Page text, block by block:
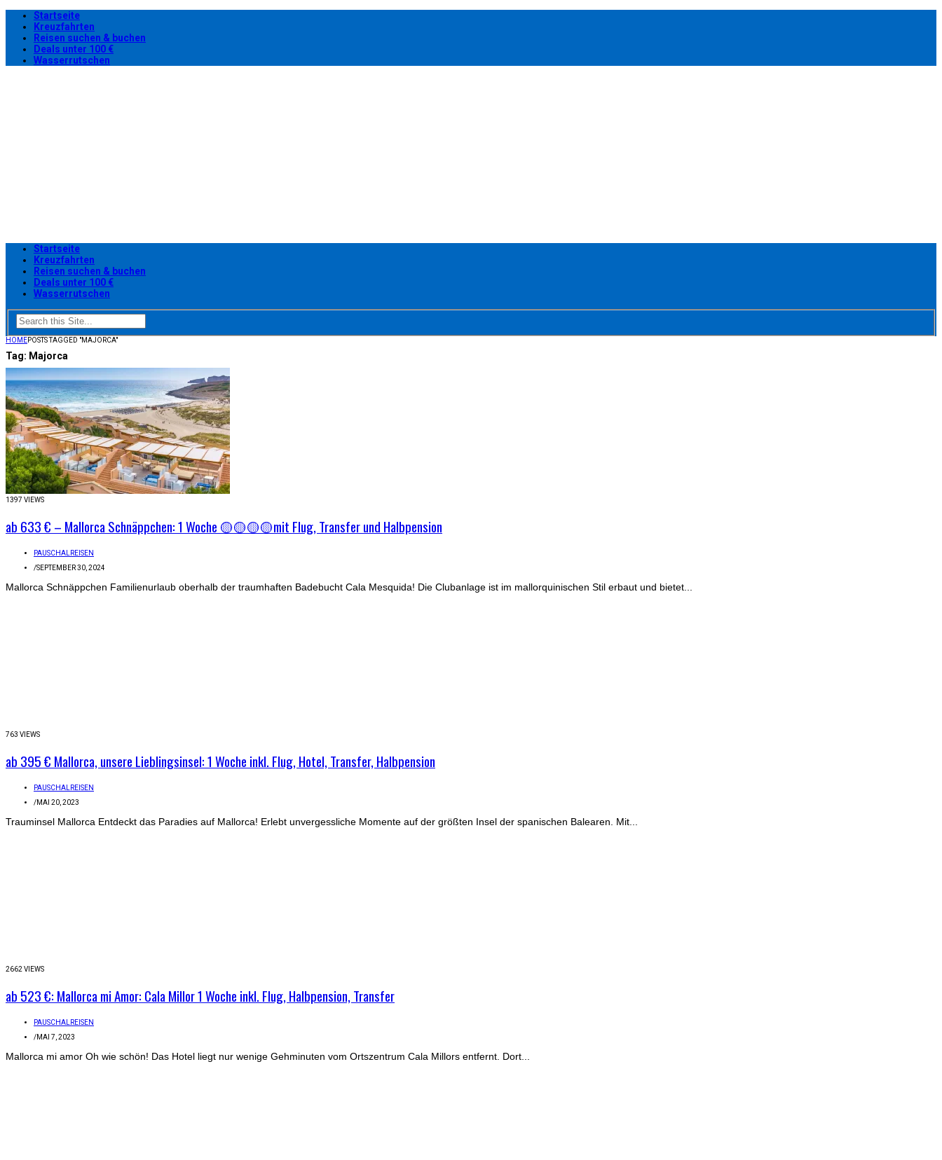
Startseite
Kreuzfahrten
Reisen suchen & buchen
Deals unter 100 €
Wasserrutschen
Startseite
Kreuzfahrten
Reisen suchen & buchen
Deals unter 100 €
Wasserrutschen
HOMEPOSTS TAGGED "MAJORCA"
Tag: Majorca
1397 VIEWS
ab 633 € – Mallorca Schnäppchen: 1 Woche 🟡🟡🟡🟡mit Flug, Transfer und Halbpension
PAUSCHALREISEN
/SEPTEMBER 30, 2024
Mallorca Schnäppchen Familienurlaub oberhalb der traumhaften Badebucht Cala Mesquida! Die Clubanlage ist im mallorquinischen Stil erbaut und bietet...
763 VIEWS
ab 395 € Mallorca, unsere Lieblingsinsel: 1 Woche inkl. Flug, Hotel, Transfer, Halbpension
PAUSCHALREISEN
/MAI 20, 2023
Trauminsel Mallorca Entdeckt das Paradies auf Mallorca! Erlebt unvergessliche Momente auf der größten Insel der spanischen Balearen. Mit...
2662 VIEWS
ab 523 €: Mallorca mi Amor: Cala Millor 1 Woche inkl. Flug, Halbpension, Transfer
PAUSCHALREISEN
/MAI 7, 2023
Mallorca mi amor Oh wie schön! Das Hotel liegt nur wenige Gehminuten vom Ortszentrum Cala Millors entfernt. Dort...